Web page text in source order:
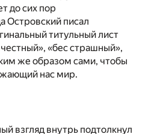
до сих пор
Островский писал
титульный лист
«бес страшный»,
же образом сами, чтобы
нас мир.
взгляд внутрь подтолкнул